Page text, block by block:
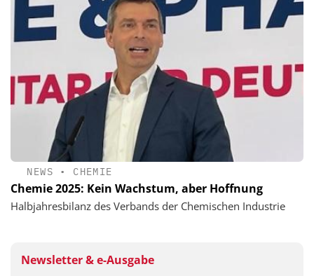
NEWS • CHEMIE
Chemie 2025: Kein Wachstum, aber Hoffnung
Halbjahresbilanz des Verbands der Chemischen Industrie
Newsletter & e-Ausgabe